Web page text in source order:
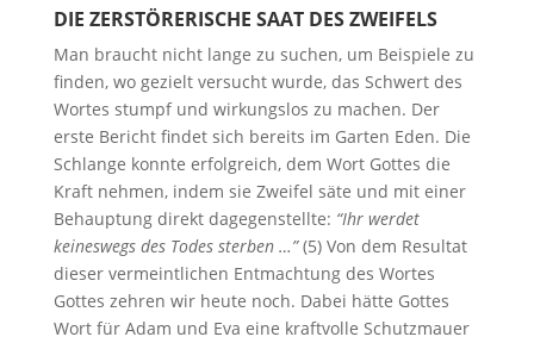
DIE ZERSTÖRERISCHE SAAT DES ZWEIFELS
Man braucht nicht lange zu suchen, um Beispiele zu
finden, wo gezielt versucht wurde, das Schwert des
Wortes stumpf und wirkungslos zu machen. Der
erste Bericht findet sich bereits im Garten Eden. Die
Schlange konnte erfolgreich, dem Wort Gottes die
Kraft nehmen, indem sie Zweifel säte und mit einer
Behauptung direkt dagegenstellte: “Ihr werdet
keineswegs des Todes sterben …”(5) Von dem Resultat
dieser vermeintlichen Entmachtung des Wortes
Gottes zehren wir heute noch. Dabei hätte Gottes
Wort für Adam und Eva eine kraftvolle Schutzmauer